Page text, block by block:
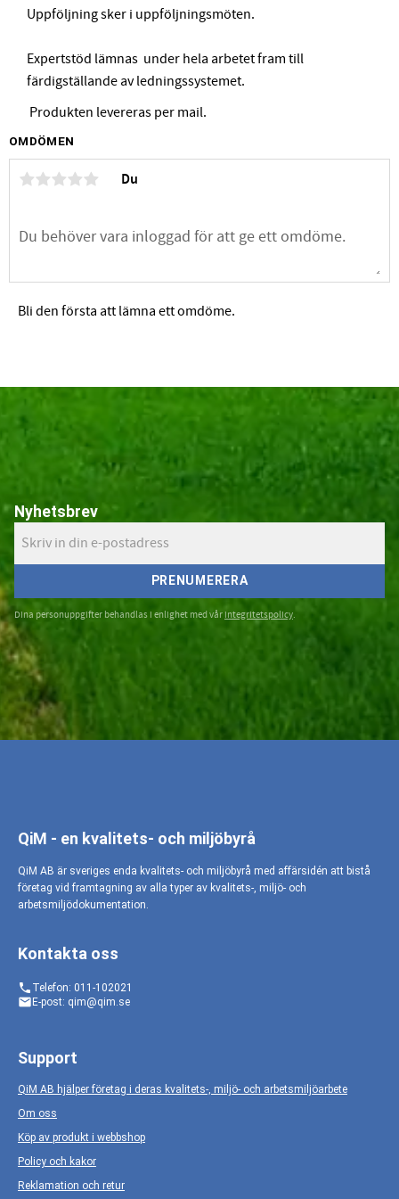
Uppföljning sker i uppföljningsmöten.
Expertstöd lämnas under hela arbetet fram till
färdigställande av ledningssystemet.
Produkten levereras per mail.
OMDÖMEN
Du
Bli den första att lämna ett omdöme.
Nyhetsbrev
PRENUMERERA
Dina personuppgifter behandlas i enlighet med vårintegritetspolicy.
QiM - en kvalitets- och miljöbyrå
QiM AB är sveriges enda kvalitets- och miljöbyrå med affärsidén att bistå
företag vid framtagning av alla typer av kvalitets-, miljö- och
arbetsmiljödokumentation.
Kontakta oss
phone Telefon: 011-102021
email E-post: qim@qim.se
Support
QiM AB hjälper företag i deras kvalitets-, miljö- och arbetsmiljöarbete
Om oss
Köp av produkt i webbshop
Policy och kakor
Reklamation och retur